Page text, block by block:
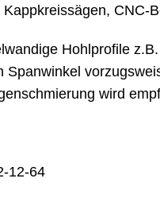
CNC-
Hohlprofile
wird
12-64